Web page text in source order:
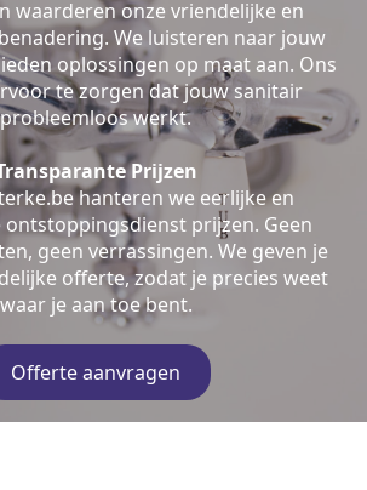
waarderen onze vriendelijke en
We luisteren naar jouw
oplossingen op maat aan. Ons
te zorgen dat jouw sanitair
probleemloos werkt.
Prijzen
hanteren we eerlijke en
prijzen. Geen
geen verrassingen. We geven je
offerte, zodat je precies weet
waar je aan toe bent.
Offerte aanvragen